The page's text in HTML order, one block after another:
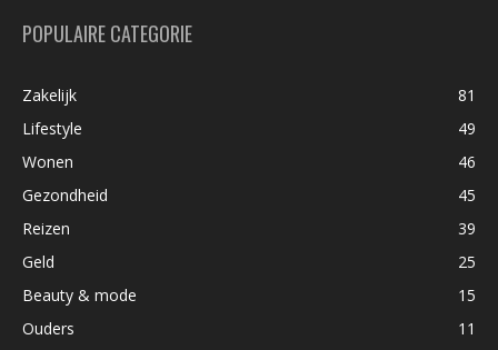
POPULAIRE CATEGORIE
Zakelijk
81
Lifestyle
49
Wonen
46
Gezondheid
45
Reizen
39
Geld
25
Beauty & mode
15
Ouders
11